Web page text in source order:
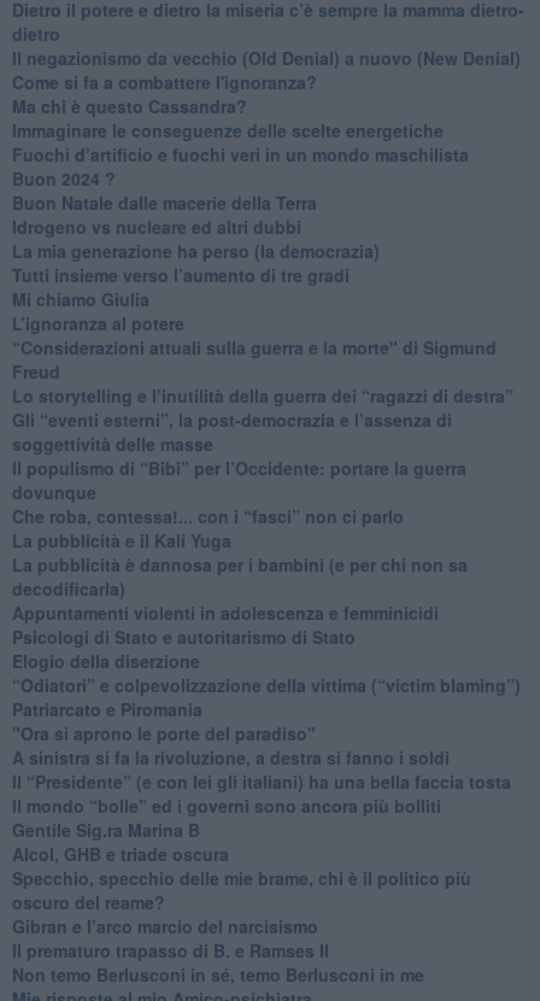
​Dietro il potere e dietro la miseria c’è sempre la mamma dietro-
dietro
Il negazionismo da vecchio (Old Denial) a nuovo (New Denial)
Come si fa a combattere l'ignoranza?
Ma chi è questo Cassandra?
Immaginare le conseguenze delle scelte energetiche
​Fuochi d’artificio e fuochi veri in un mondo maschilista
Buon 2024 ?
​Buon Natale dalle macerie della Terra
​Idrogeno vs nucleare ed altri dubbi
​La mia generazione ha perso (la democrazia)
​Tutti insieme verso l’aumento di tre gradi
Mi chiamo Giulia
L’ignoranza al potere
​“Considerazioni attuali sulla guerra e la morte" di Sigmund
Freud
​Lo storytelling e l’inutilità della guerra dei “ragazzi di destra”
​Gli “eventi esterni”, la post-democrazia e l’assenza di
soggettività delle masse
​Il populismo di “Bibi” per l’Occidente: portare la guerra
dovunque
​Che roba, contessa!... con i “fasci” non ci parlo
La pubblicità e il Kali Yuga
​La pubblicità è dannosa per i bambini (e per chi non sa
decodificarla)
​Appuntamenti violenti in adolescenza e femminicidi
​Psicologi di Stato e autoritarismo di Stato
Elogio della diserzione
“Odiatori” e colpevolizzazione della vittima (“victim blaming”)
​Patriarcato e Piromania
"Ora si aprono le porte del paradiso"
​A sinistra si fa la rivoluzione, a destra si fanno i soldi
​Il “Presidente” (e con lei gli italiani) ha una bella faccia tosta
​Il mondo “bolle” ed i governi sono ancora più bolliti
​Gentile Sig.ra Marina B
​Alcol, GHB e triade oscura
​Specchio, specchio delle mie brame, chi è il politico più
oscuro del reame?
​Gibran e l’arco marcio del narcisismo
​Il prematuro trapasso di B. e Ramses II
​Non temo Berlusconi in sé, temo Berlusconi in me